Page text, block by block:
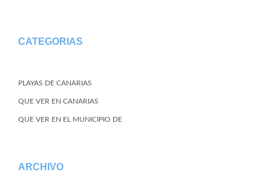
CATEGORIAS
PLAYAS DE CANARIAS
QUE VER EN CANARIAS
QUE VER EN EL MUNICIPIO DE
ARCHIVO